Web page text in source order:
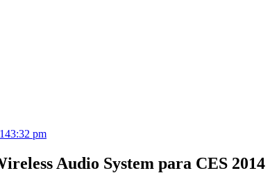
3:32 pm
Audio System para CES 2014